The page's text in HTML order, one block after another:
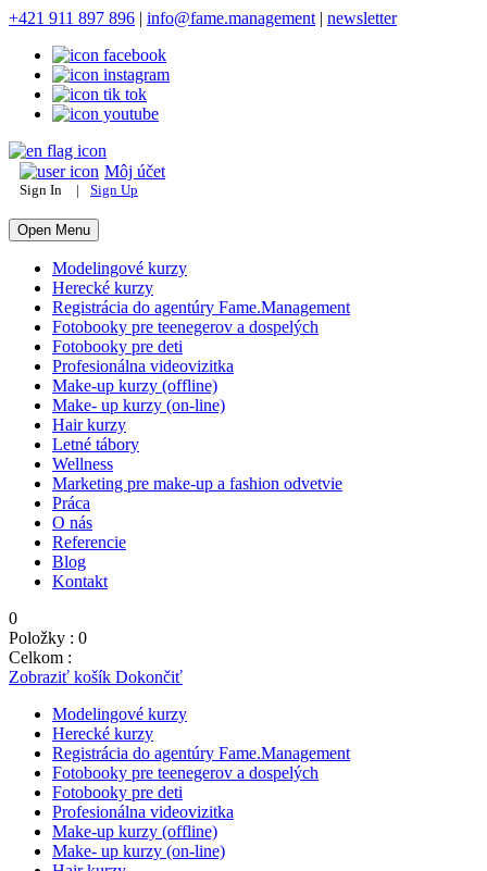
+421 911 897 896 | info@fame.management | newsletter
Môj účet
Sign In | Sign Up
Open Menu
Modelingové kurzy
Herecké kurzy
Registrácia do agentúry Fame.Management
Fotobooky pre teenegerov a dospelých
Fotobooky pre deti
Profesionálna videovizitka
Make-up kurzy (offline)
Make- up kurzy (on-line)
Hair kurzy
Letné tábory
Wellness
Marketing pre make-up a fashion odvetvie
Práca
O nás
Referencie
Blog
Kontakt
0
Položky : 0
Celkom :
Zobraziť košík Dokončiť
Modelingové kurzy
Herecké kurzy
Registrácia do agentúry Fame.Management
Fotobooky pre teenegerov a dospelých
Fotobooky pre deti
Profesionálna videovizitka
Make-up kurzy (offline)
Make- up kurzy (on-line)